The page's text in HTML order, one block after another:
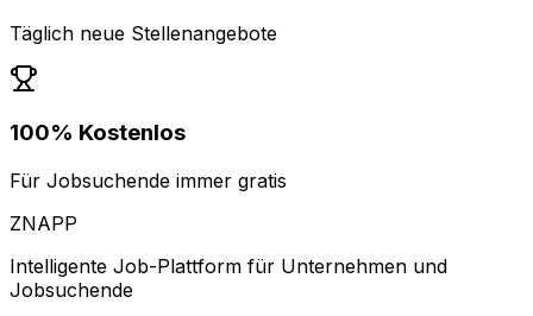
Täglich neue Stellenangebote
100% Kostenlos
Für Jobsuchende immer gratis
ZNAPP
Intelligente Job-Plattform für Unternehmen und
Jobsuchende